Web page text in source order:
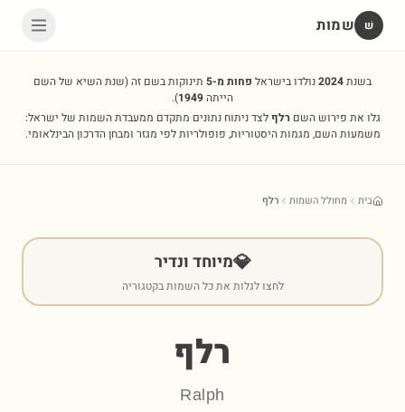
שׁ שמות
בשנת2024נולדו בישראל פחות מ-5 תינוקות בשם זה(שנת השיא של השם
הייתה1949
).
גלו את פירוש השםרלףלצד ניתוח נתונים מתקדם ממעבדת השמות של ישראל:
משמעות השם, מגמות היסטוריות, פופולריות לפי מגזר ומבחן הדרכון הבינלאומי.
בית מחולל השמות רלף
💎מיוחד ונדיר
לחצו לגלות את כל השמות בקטגוריה
רלף
Ralph